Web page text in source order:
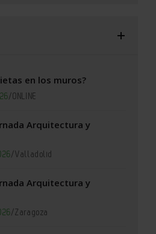
en los muros?
/ONLINE
Arquitectura y
/Valladolid
Arquitectura y
/Zaragoza